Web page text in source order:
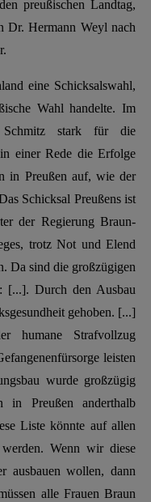
preußischen Landtag,
Dr. Hermann Weyl nach
eine Schicksalswahl,
Wahl handelte. Im
Schmitz stark für die
einer Rede die Erfolge
in Preußen auf, wie der
Schicksal Preußens ist
der Regierung Braun-
trotz Not und Elend
Da sind die großzügigen
[...]. Durch den Ausbau
gehoben. [...]
humane Strafvollzug
leisten
wurde großzügig
in Preußen anderthalb
Liste könnte auf allen
Wenn wir diese
ausbauen wollen, dann
alle Frauen Braun